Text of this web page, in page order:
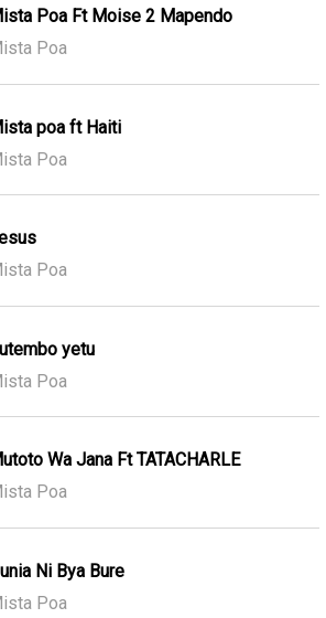
Poa Ft Moise 2 Mapendo
Poa
poa ft Haiti
Poa
Poa
yetu
Poa
Wa Jana Ft TATACHARLE
Poa
Ni Bya Bure
Poa